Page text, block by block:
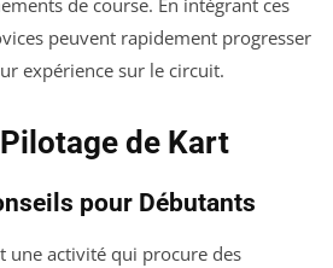
de course. En intégrant ces
peuvent rapidement progresser
expérience sur le circuit.
de Kart
pour Débutants
une activité qui procure des